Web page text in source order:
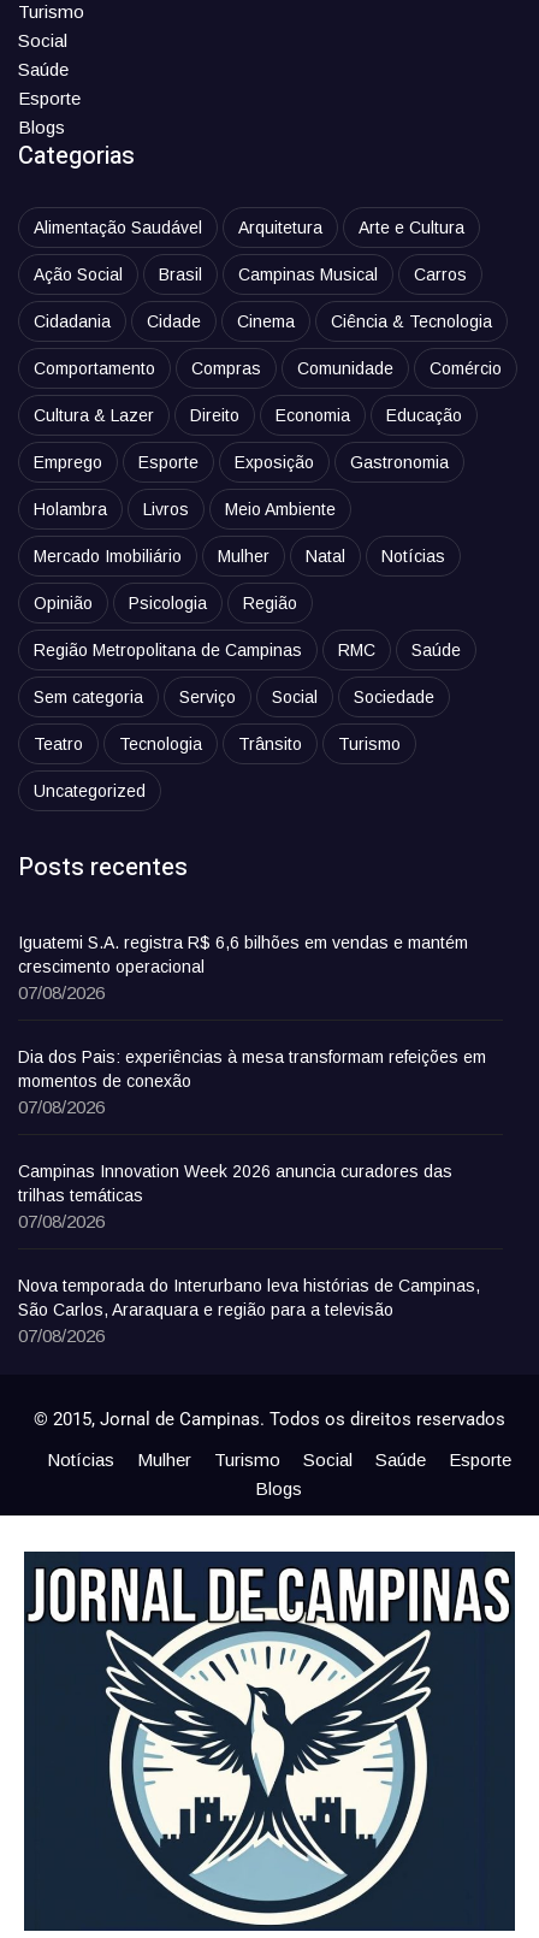
Turismo
Social
Saúde
Esporte
Blogs
Categorias
Alimentação Saudável Arquitetura Arte e Cultura
Ação Social Brasil Campinas Musical Carros
Cidadania Cidade Cinema Ciência & Tecnologia
Comportamento Compras Comunidade Comércio
Cultura & Lazer Direito Economia Educação
Emprego Esporte Exposição Gastronomia
Holambra Livros Meio Ambiente
Mercado Imobiliário Mulher Natal Notícias
Opinião Psicologia Região
Região Metropolitana de Campinas RMC Saúde
Sem categoria Serviço Social Sociedade
Teatro Tecnologia Trânsito Turismo
Uncategorized
Posts recentes
Iguatemi S.A. registra R$ 6,6 bilhões em vendas e mantém
crescimento operacional
07/08/2026
Dia dos Pais: experiências à mesa transformam refeições em
momentos de conexão
07/08/2026
Campinas Innovation Week 2026 anuncia curadores das
trilhas temáticas
07/08/2026
Nova temporada do Interurbano leva histórias de Campinas,
São Carlos, Araraquara e região para a televisão
07/08/2026
© 2015, Jornal de Campinas. Todos os direitos reservados
Notícias Mulher Turismo Social Saúde
Esporte
Blogs